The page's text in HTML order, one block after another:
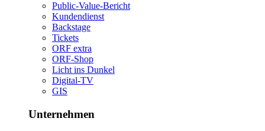
Public-Value-Bericht
Kundendienst
Backstage
Tickets
ORFextra
ORF-Shop
LichtinsDunkel
Digital-TV
GIS
Unternehmen